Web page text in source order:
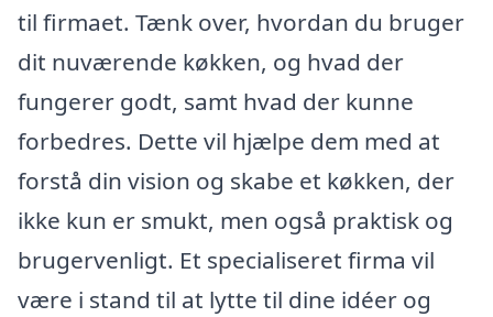
til firmaet. Tænk over, hvordan du bruger
dit nuværende køkken, og hvad der
fungerer godt, samt hvad der kunne
forbedres. Dette vil hjælpe dem med at
forstå din vision og skabe et køkken, der
ikke kun er smukt, men også praktisk og
brugervenligt. Et specialiseret firma vil
være i stand til at lytte til dine idéer og